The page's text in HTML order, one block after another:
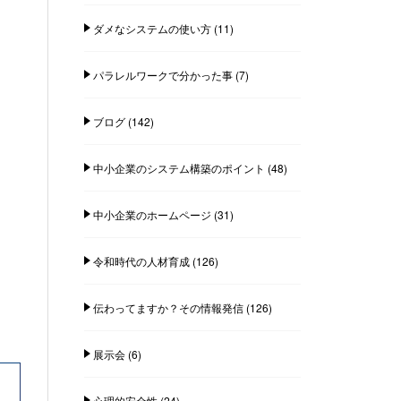
ダメなシステムの使い方(11)
パラレルワークで分かった事(7)
ブログ(142)
中小企業のシステム構築のポイント (48)
中小企業のホームページ (31)
令和時代の人材育成(126)
伝わってますか？その情報発信(126)
展示会(6)